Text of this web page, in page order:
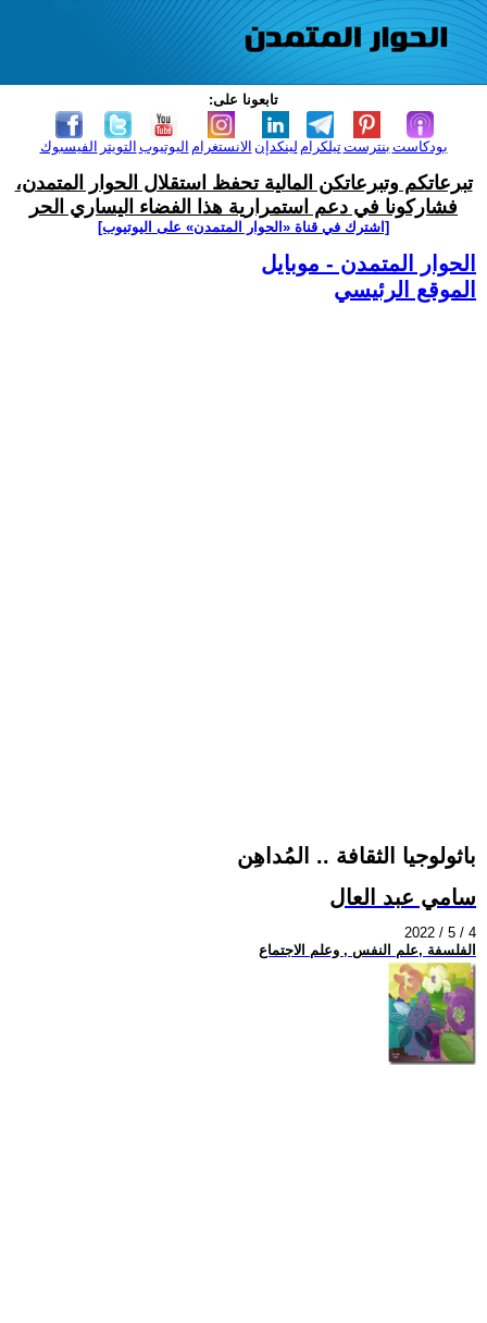
تابعونا على:
الفيسبوك التويتر اليوتيوب الانستغرام لينكدإن تيلكرامبنترست بودكاست
تبرعاتكم وتبرعاتكن المالية تحفظ استقلال الحوار المتمدن،
فشاركونا في دعم استمرارية هذا الفضاء اليساري الحر
[اشترك في قناة ‫«الحوار المتمدن» على اليوتيوب]
الحوار المتمدن - موبايل
الموقع الرئيسي
باثولوجيا الثقافة .. المُداهِن
سامي عبد العال
2022 / 5 / 4
الفلسفة ,علم النفس , وعلم الاجتماع